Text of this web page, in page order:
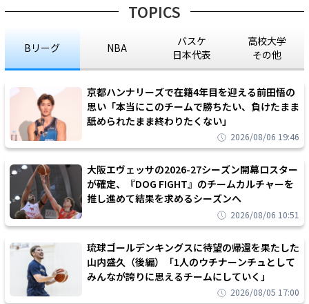
TOPICS
Bリーグ NBA
バスケ
日本代表
高校大学
その他
京都ハンナリーズで在籍4年目を迎える前田悟の
思い「本当にこのチームで勝ちたい、負けたまま
舐められたまま終わりたくない」
2026/08/06 19:46
大阪エヴェッサの2026-27シーズン開幕ロスター
が確定、『DOG FIGHT』のチームカルチャーを
推し進めて結果を求めるシーズンへ
2026/08/06 10:51
琉球ゴールデンキングスに待望の帰還を果たした
山内盛久（後編）「1人のウチナーンチュとして
みんなが誇りに思えるチームにしていく」
2026/08/05 17:00